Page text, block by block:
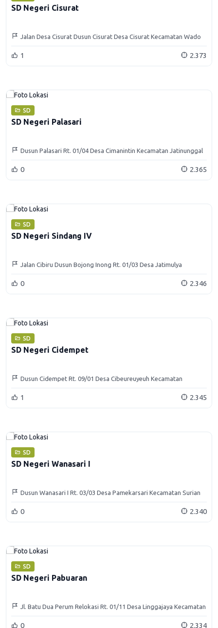
SD Negeri Cisurat
Jalan Desa Cisurat Dusun Cisurat Desa Cisurat Kecamatan Wado
Kabupaten Sumedang
1 2.373
SD
SD Negeri Palasari
Dusun Palasari Rt. 01/04 Desa Cimanintin Kecamatan Jatinunggal
Kabupaten Sumedang
0 2.365
SD
SD Negeri Sindang IV
Jalan Cibiru Dusun Bojong Inong Rt. 01/03 Desa Jatimulya
Kecamatan Sumedang Utara
0 2.346
SD
SD Negeri Cidempet
Dusun Cidempet Rt. 09/01 Desa Cibeureuyeuh Kecamatan
Conggeang Kabupaten Sumedang
1 2.345
SD
SD Negeri Wanasari I
Dusun Wanasari I Rt. 03/03 Desa Pamekarsari Kecamatan Surian
0 2.340
SD
SD Negeri Pabuaran
Jl. Batu Dua Perum Relokasi Rt. 01/11 Desa Linggajaya Kecamatan
Cisitu Kabupaten Sumedang
0 2.334